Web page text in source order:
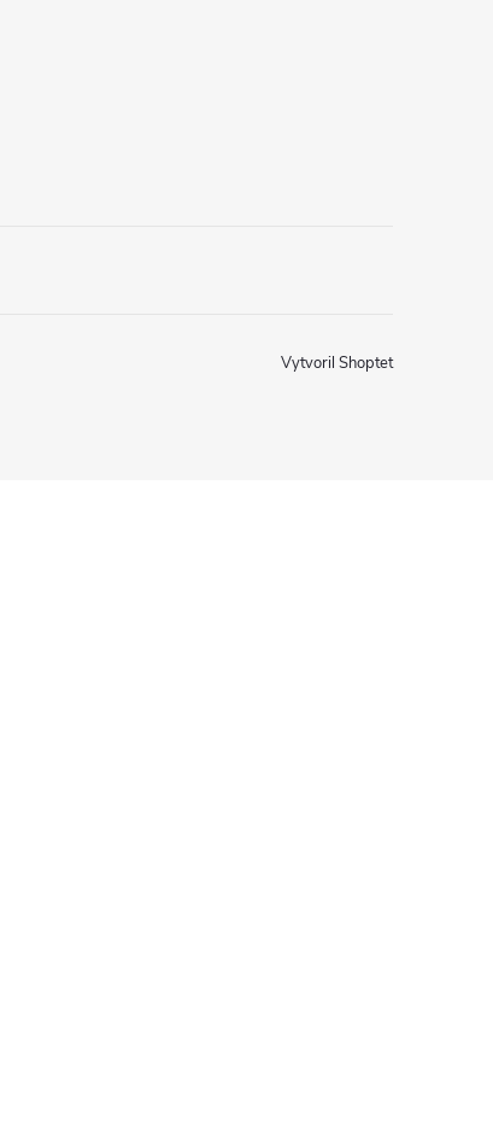
Vytvoril Shoptet